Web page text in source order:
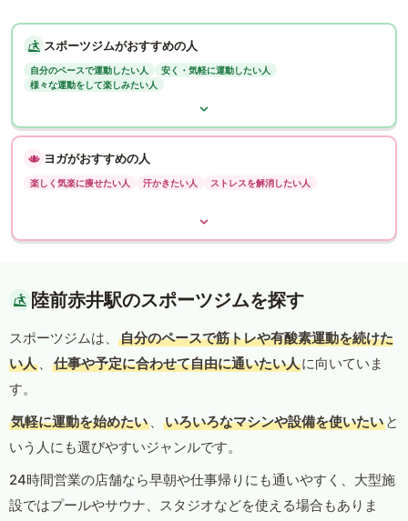
スポーツジムがおすすめの人
自分のペースで運動したい人
安く・気軽に運動したい人
様々な運動をして楽しみたい人
ヨガがおすすめの人
楽しく気楽に痩せたい人 汗かきたい人 ストレスを解消したい人
陸前赤井駅のスポーツジムを探す
スポーツジムは、
自分のペースで筋トレや有酸素運動を続けた
い人 、 仕事や予定に合わせて自由に通いたい人に向いていま
す。
気軽に運動を始めたい 、 いろいろなマシンや設備を使いたい と
いう人にも選びやすいジャンルです。
24時間営業の店舗なら早朝や仕事帰りにも通いやすく、大型施
設ではプールやサウナ、スタジオなどを使える場合もありま